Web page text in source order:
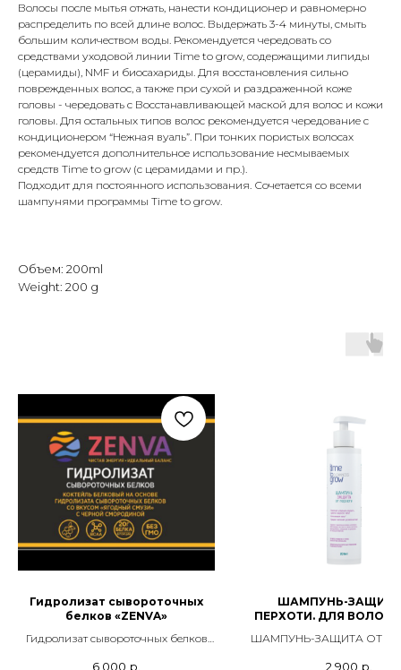
Волосы после мытья отжать, нанести кондиционер и равномерно
распределить по всей длине волос. Выдержать 3-4 минуты, смыть
большим количеством воды. Рекомендуется чередовать со
средствами уходовой линии Time to grow, содержащими липиды
(церамиды), NMF и биосахариды. Для восстановления сильно
поврежденных волос, а также при сухой и раздраженной коже
головы - чередовать с Восстанавливающей маской для волос и кожи
головы. Для остальных типов волос рекомендуется чередование с
кондиционером “Нежная вуаль”. При тонких пористых волосах
рекомендуется дополнительное использование несмываемых
средств Time to grow (с церамидами и пр.).
Подходит для постоянного использования. Сочетается со всеми
шампунями программы Time to grow.
Объем: 200ml
Weight: 200 g
Гидролизат сывороточных
белков «ZENVA»
Гидролизат сывороточных белков
6 000 р.
ШАМПУНЬ-
ПЕРХОТИ. ДЛЯ ВОЛОС
ЧУВСТВИТЕЛЬНУЮ
ШАМПУНЬ-ЗАЩИТА ОТ
2 900 р.